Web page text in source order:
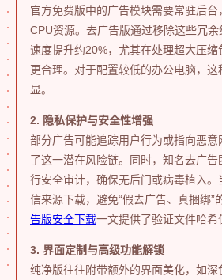
官方免费版中的广告模块需要常驻后台
CPU资源。去广告版通过移除这些冗
速度提升约20%，尤其在处理超大压缩
更合理。对于配置较低的办公电脑，这
显。
2. 隐私保护与安全性增强
部分广告可能追踪用户行为或指向恶
了这一潜在风险链。同时，知名去广
行安全审计，确保无后门或病毒植入
信来源下载，避免“假去广告、真捆绑”
告版安全下载一文提供了验证文件哈希
3. 界面定制与高级功能解锁
纯净版往往附带额外的界面美化，如深